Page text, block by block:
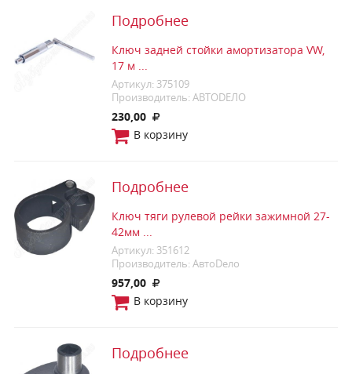
Подробнее
Ключ задней стойки амортизатора VW,
17 м ...
Артикул: 375109
Производитель: АВТОDЕЛО
230,00
В корзину
Подробнее
Ключ тяги рулевой рейки зажимной 27-
42мм ...
Артикул: 351612
Производитель: АвтоDело
957,00
В корзину
Подробнее